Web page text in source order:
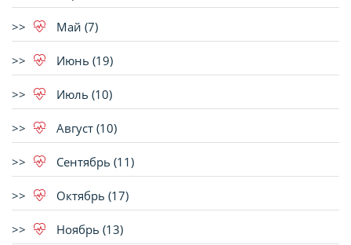
Май (7)
Июнь (19)
Июль (10)
Август (10)
Сентябрь (11)
Октябрь (17)
Ноябрь (13)